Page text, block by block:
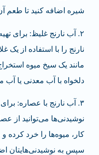
شیره اضافه کنید تا طعم
۲. آب نارنج غلیظ: برای
نارنج را با استفاده از
مانند یک سیخ میوه
دلخواه با آب معدنی یا
۳. آب نارنج با عصاره:
نوشیدنی‌ها می‌توانید از
کار، میوه‌ها را خرد کرده
سپس به نوشیدنی‌هایتان